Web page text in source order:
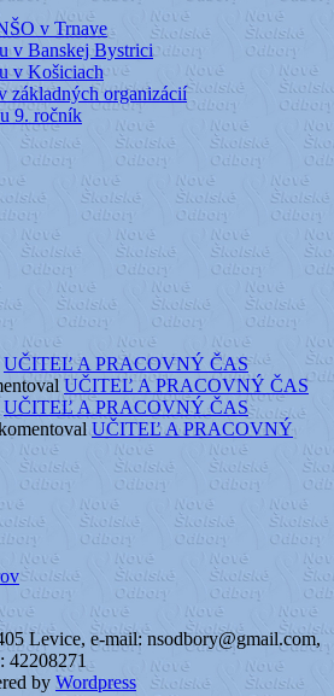
v Trnave
v Banskej Bystrici
v Košiciach
základných organizácií
9. ročník
UČITEĽ A PRACOVNÝ ČAS
UČITEĽ A PRACOVNÝ ČAS
UČITEĽ A PRACOVNÝ ČAS
UČITEĽ A PRACOVNÝ
Levice, e-mail: nsodbory@gmail.com,
42208271
by Wordpress